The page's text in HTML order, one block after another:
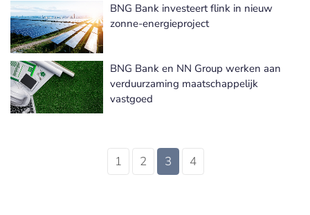
BNG Bank investeert flink in nieuw
zonne-energieproject
BNG Bank en NN Group werken aan
verduurzaming maatschappelijk
vastgoed
1 2 3 4